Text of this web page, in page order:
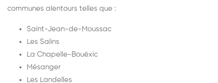
communes alentours telles que :
Saint-Jean-de-Moussac
Les Salins
La Chapelle-Bouëxic
Mésanger
Les Landelles